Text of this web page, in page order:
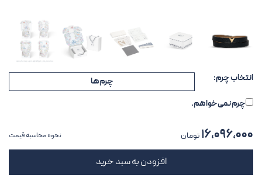
انتخاب چرم:
چرم‌ها
چرم نمی‌خواهم.
۱۶,۰۹۶,۰۰۰ تومان نحوه محاسبه قیمت
افزودن به سبد خرید